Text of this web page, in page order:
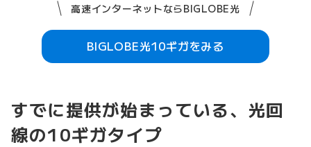
高速インターネットならBIGLOBE光
BIGLOBE光10ギガをみる
すでに提供が始まっている、光回
線の10ギガタイプ